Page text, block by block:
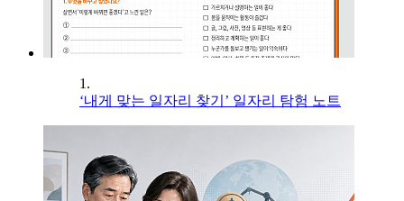
1.
‘내게 맞는 일자리 찾기’ 일자리 탐험 노트